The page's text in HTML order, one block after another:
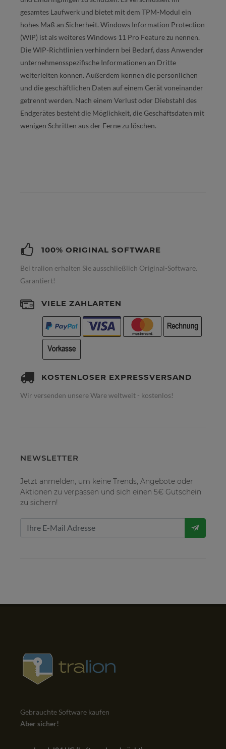
gesamtes Laufwerk und bietet mit dem TPM-Modul ein
hohes Maß an Sicherheit. Windows Information Protection
(WIP) ist als weiteres Windows 11 Pro Feature zu nennen.
Die WIP-Richtlinien verhindern bei Bedarf, dass Anwender
unternehmensspezifische Informationen an Dritte
weiterleiten können. Außerdem können die persönlichen
und die geschäftlichen Daten auf einem Gerät voneinander
getrennt werden. Nach einem Verlust oder Diebstahl des
Endgerätes besteht die Möglichkeit, die Geschäftsdaten mit
wenigen Schritten aus der Ferne zu löschen.
100% ORIGINAL SOFTWARE
Bei tralion erhalten Sie ausschließlich Original-Software.
Garantiert!
VIELE ZAHLARTEN
KOSTENLOSER EXPRESSVERSAND
Wir versenden unsere Ware weltweit - kostenlos!
NEWSLETTER
Jetzt anmelden, um keine Trends, Angebote oder
Aktionen zu verpassen und sich einen 5€ Gutschein
zu sichern!
Gebrauchte Software kaufen
Aber sicher!